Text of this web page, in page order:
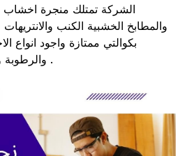
الشركة تمتلك منجرة اخشاب
والمطابخ الخشبية الكنب
بكوالتي ممتازة واجود انواع
والرطوبة وتدوم لاطول فترة ممكنة .